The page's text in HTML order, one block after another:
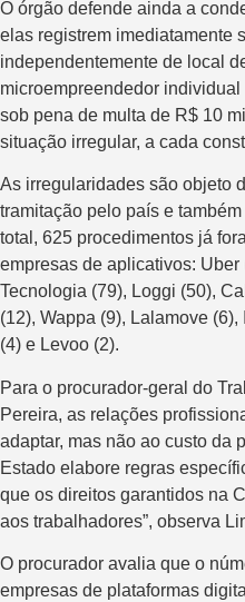
O órgão defende ainda a
elas registrem imediatamente
independentemente de local
microempreendedor
sob pena de multa de R$ 10
situação irregular, a cada
As irregularidades são objeto
tramitação pelo país e
total, 625 procedimentos já
empresas de aplicativos:
Tecnologia (79), Loggi (50),
(12), Wappa (9), Lalamove
(4) e Levoo (2).
Para o procurador-geral do
Pereira, as relações
adaptar, mas não ao custo da
Estado elabore regras
que os direitos garantidos na
aos trabalhadores”, observa
O procurador avalia que o
empresas de plataformas